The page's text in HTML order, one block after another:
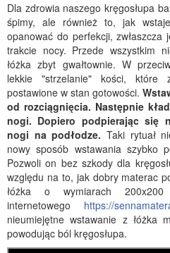
Dla zdrowia naszego kręgosłupa
śpimy, ale również to, jak
opanować do perfekcji,
trakcie nocy. Przede wszystkim
łóżka zbyt gwałtownie. W
lekkie "strzelanie" kości, które
postawione w stan gotowości.
od rozciągnięcia. Następnie
nogi. Dopiero podpierając się
nogi na podłodze. Taki rytuał
nowy sposób wstawania szybko
Pozwoli on bez szkody dla
względu na to, jak dobry materac
łóżka o wymiarach
internetowego https://
nieumiejętne wstawanie z łóżka
powodując ból kręgosłupa.